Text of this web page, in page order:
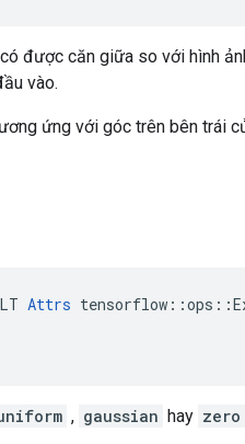
được căn giữa so với hình
vào.
ứng với góc trên bên trái
Attrs
, gaussian hay zero